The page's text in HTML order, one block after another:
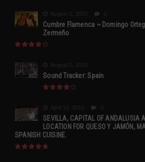
August 2, 2015
Cumbre Flamenca ~ Domingo
Zermeño
August 2, 2015
Sound Tracker: Spain
April 13, 2015
SEVILLA, CAPITAL OF ANDALUSIA
LOCATION FOR QUESO Y JAMÓN,
SPANISH CUISINE.